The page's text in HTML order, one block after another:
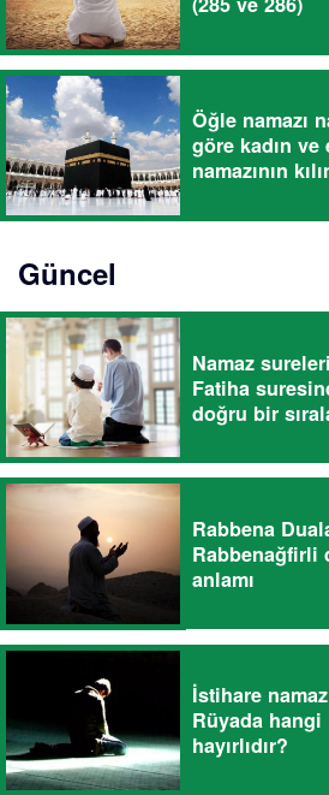
Öğle namazı
göre kadın
namazının
Güncel
Namaz
Fatiha
doğru bir
Rabbena
Rabbenağfirli
anlamı
İstihare
Rüyada
hayırlıdır?